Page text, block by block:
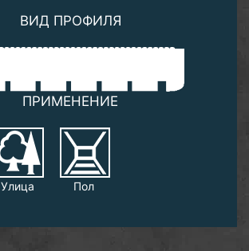
ВИД ПРОФИЛЯ
ПРИМЕНЕНИЕ
Улица Пол